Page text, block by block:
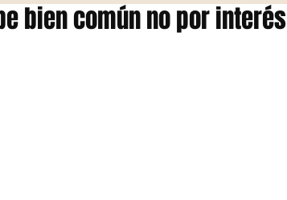
bien común no por interés